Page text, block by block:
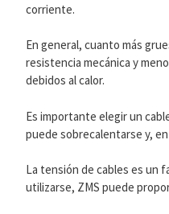
corriente.
En general, cuanto más
resistencia mecánica y
debidos al calor.
Es importante elegir un
puede sobrecalentarse y,
La tensión de cables es un
utilizarse, ZMS puede